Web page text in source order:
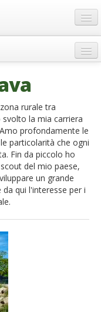
rurale tra
la mia carriera
profondamente le
particolarità che ogni
Fin da piccolo ho
del mio paese,
un grande
qui l'interesse per i